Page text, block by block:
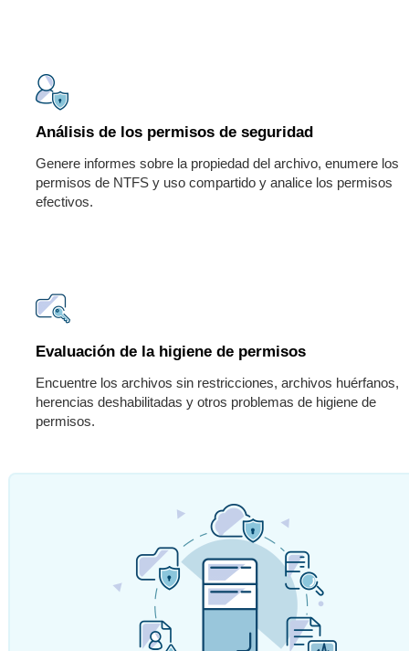
Análisis de los permisos de seguridad
Genere informes sobre la propiedad del archivo, enumere los
permisos de NTFS y uso compartido y analice los permisos
efectivos.
Evaluación de la higiene de permisos
Encuentre los archivos sin restricciones, archivos huérfanos,
herencias deshabilitadas y otros problemas de higiene de
permisos.